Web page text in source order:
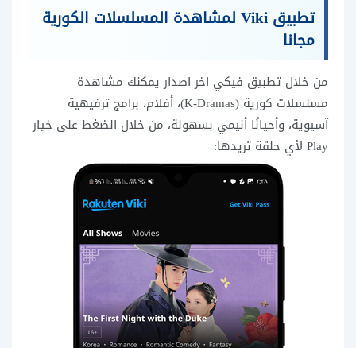
تطبيق Viki لمشاهدة المسلسلات الكورية
مجانا
من خلال تطبيق فيكي اخر اصدار يمكنك مشاهدة
مسلسلات كورية (K-Dramas)، أفلام، برامج ترفيهية
آسيوية، وأحيانًا أنيمي بسهولة، من خلال الضغط على خيار
Play لأي حلقة تريدها: